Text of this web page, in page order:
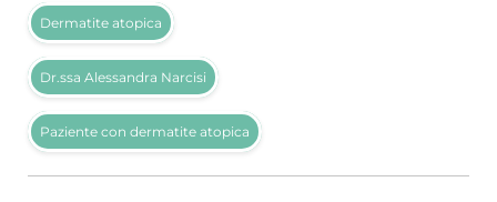
Dermatite atopica
Dr.ssa Alessandra Narcisi
Paziente con dermatite atopica